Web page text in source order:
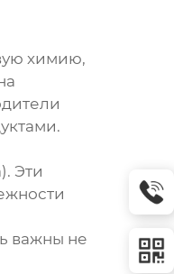
химию,
Эти
важны не